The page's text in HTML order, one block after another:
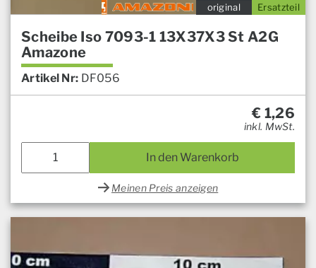
Ersatzteil
original
Scheibe Iso 7093-1 13X37X3 St A2G
Amazone
Artikel Nr: DF056
€ 1,26
inkl. MwSt.
In den Warenkorb
Meinen Preis anzeigen